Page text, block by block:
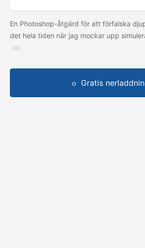
En Photoshop-åtgärd för att förfalska
det hela tiden när jag mockar upp
Gratis